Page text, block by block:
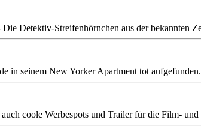
Detektiv-Streifenhörnchen aus der bekannten
in seinem New Yorker Apartment tot aufgefunden.
coole Werbespots und Trailer für die Film- und